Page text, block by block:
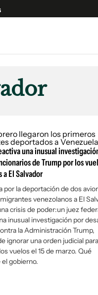
Unidos
una inusual
de Trump por los
a El Salvador
por la deportación de dos
venezolanos a El
crisis de poder:un juez
inusual investigación por
la Administración Trump,
ignorar una orden judicial para
vuelos el 15 de marzo. Qué
gobierno.